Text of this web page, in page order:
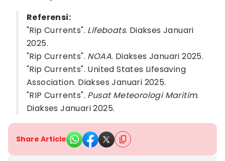
Referensi:
"Rip Currents". Lifeboats. Diakses Januari
2025.
"Rip Currents". NOAA. Diakses Januari 2025.
"Rip Currents". United States Lifesaving
Association. Diakses Januari 2025.
"RIP Currents". Pusat Meteorologi Maritim.
Diakses Januari 2025.
Share Article